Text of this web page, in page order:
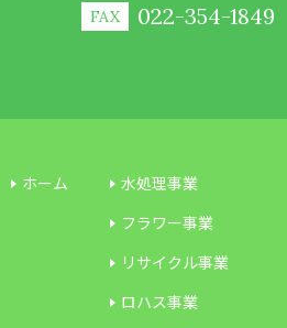
FAX 022-354-1849
ホーム
水処理事業
フラワー事業
リサイクル事業
ロハス事業